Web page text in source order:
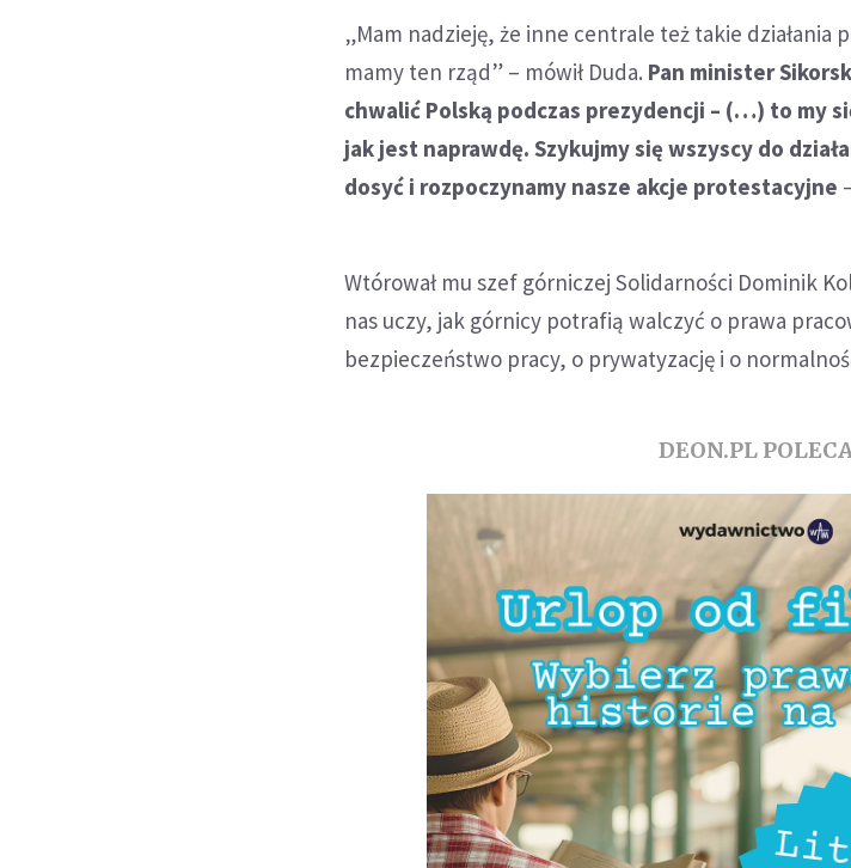
„Mam nadzieję, że inne centrale też takie działania
mamy ten rząd” – mówił Duda. Pan minister
chwalić Polską podczas prezydencji – (…) to my
jak jest naprawdę. Szykujmy się wszyscy do
dosyć i rozpoczynamy nasze akcje protestacyjne
Wtórował mu szef górniczej Solidarności Dominik
nas uczy, jak górnicy potrafią walczyć o prawa
bezpieczeństwo pracy, o prywatyzację i o
DEON.PL